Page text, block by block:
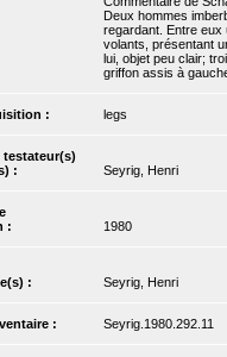
Deux hommes
regardant. Entre eux
volants, présentant
lui, objet peu clair;
griffon assis à
: legs
testateur(s)
:
Seyrig, Henri
:
1980
:
Seyrig, Henri
: Seyrig.1980.292.11